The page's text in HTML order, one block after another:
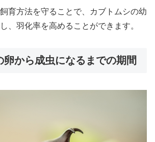
育方法を守ることで、カブトムシの幼
、羽化率を高めることができます。
卵から成虫になるまでの期間